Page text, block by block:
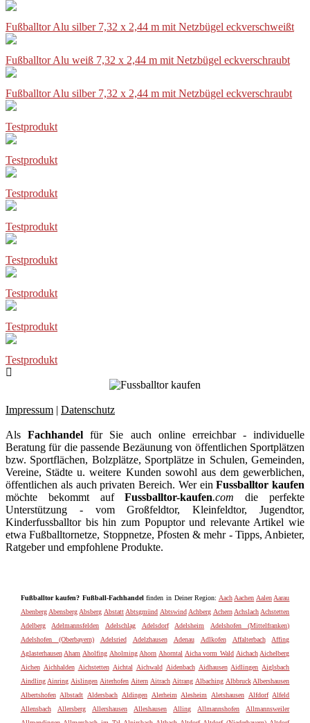
Fußballtor Alu silber 7,32 x 2,44 m mit Netzbügel eckverschweißt
Fußballtor Alu weiß 7,32 x 2,44 m mit Netzbügel eckverschraubt
Fußballtor Alu silber 7,32 x 2,44 m mit Netzbügel eckverschraubt
Testprodukt
Testprodukt
Testprodukt
Testprodukt
Testprodukt
Testprodukt
Testprodukt
Testprodukt
Impressum | Datenschutz
AlsFachhandel für Sie auch online erreichbar - individuelle
Beratung für die passende Bezäunung von öffentlichen Sportplätzen
bzw. Sportflächen, Bolzplätze, Sportplätze in Schulen, Gemeinden,
Vereine, Städte u. weitere Kunden sowohl aus dem gewerblichen,
öffentlichen als auch privaten Bereich. Wer einFussballtor kaufen
möchte bekommt aufFussballtor-kaufen.com die perfekte
Unterstützung - vom Großfeldtor, Kleinfeldtor, Jugendtor,
Kinderfussballtor bis hin zum Popuptor und relevante Artikel wie
etwa Fußballtornetze, Stoppnetze, Pfosten & mehr - Tipps, Anbieter,
Ratgeber und empfohlene Produkte.
Fußballtor kaufen? Fußball-Fachhandelfinden in Deiner Region: Aach Aachen Aalen Aarau
Abenberg Abensberg Absberg Abstatt Abtsgmünd Abtswind Achberg Achern Achslach Achstetten
Adelberg
Adelmannsfelden Adelschlag Adelsdorf Adelsheim
Adelshofen (Mittelfranken)
Adelshofen (Oberbayern)
Adelsried Adelzhausen Adenau Adlkofen Affalterbach
Affing
Aglasterhausen Aham Aholfing Aholming Ahorn Ahorntal Aicha vorm Wald Aichach Aichelberg
Aichen Aichhalden Aichstetten Aichtal Aichwald Aidenbach Aidhausen Aidlingen Aiglsbach
Aindling Ainring Aislingen Aiterhofen Aitern Aitrach Aitrang Albaching Albbruck Albershausen
Albertshofen Albstadt Aldersbach Aldingen Alerheim Alesheim Aletshausen Alfdorf Alfeld
Allensbach
Allersberg Allershausen Alleshausen Alling Allmannshofen
Allmannsweiler